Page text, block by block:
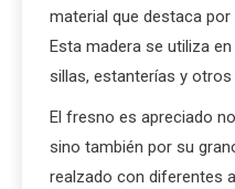
material que destaca
Esta madera se utiliza
sillas, estanterías y
El fresno es apreciado
sino también por su
realzado con diferentes